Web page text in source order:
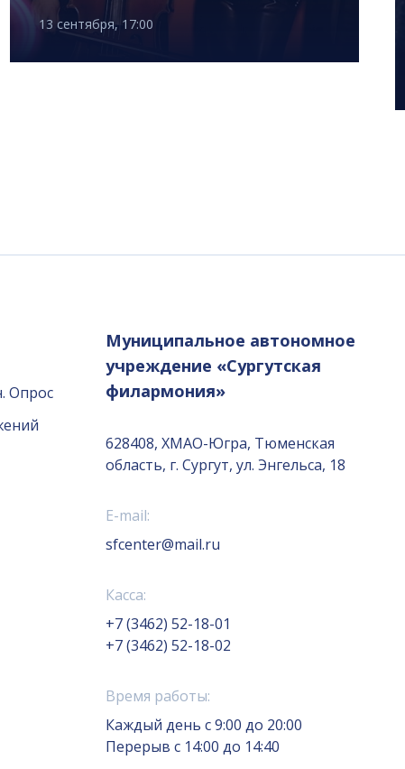
13 сентября, 17:00
Опрос
Муниципальное автономное
учреждение «Сургутская
филармония»
628408, ХМАО-Югра, Тюменская
область, г. Сургут, ул. Энгельса, 18
E-mail:
sfcenter@mail.ru
Касса:
+7 (3462) 52-18-01
+7 (3462) 52-18-02
Время работы:
Каждый день с 9:00 до 20:00
Перерыв с 14:00 до 14:40